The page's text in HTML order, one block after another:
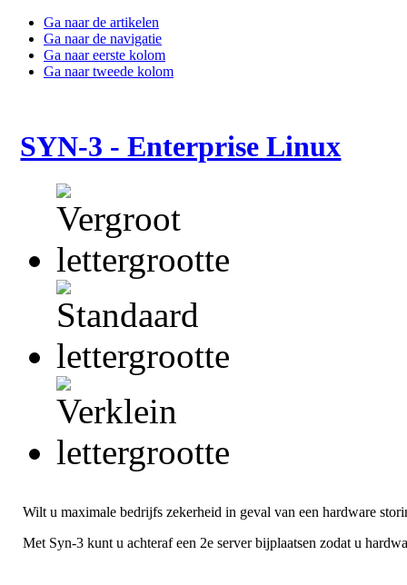
Ga naar de artikelen
Ga naar de navigatie
Ga naar eerste kolom
Ga naar tweede kolom
SYN-3 - Enterprise Linux
Wilt u maximale bedrijfs zekerheid in geval van een hardware
Met Syn-3 kunt u achteraf een 2e server bijplaatsen zodat u